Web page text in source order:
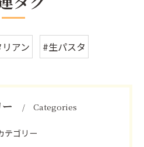
アン #生パスタ
Categories
テゴリー